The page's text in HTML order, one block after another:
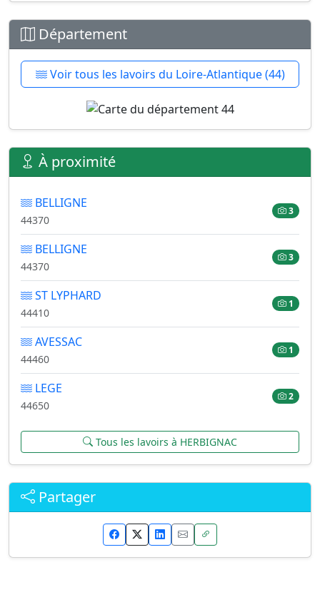
Département
Voir tous les lavoirs du Loire-Atlantique (44)
À proximité
BELLIGNE
44370
3
BELLIGNE
44370
3
ST LYPHARD
44410
1
AVESSAC
44460
1
LEGE
44650
2
Tous les lavoirs à HERBIGNAC
Partager